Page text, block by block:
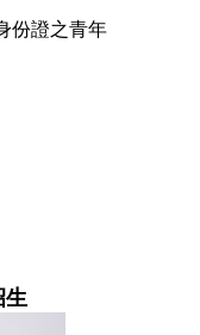
份證之青年
生